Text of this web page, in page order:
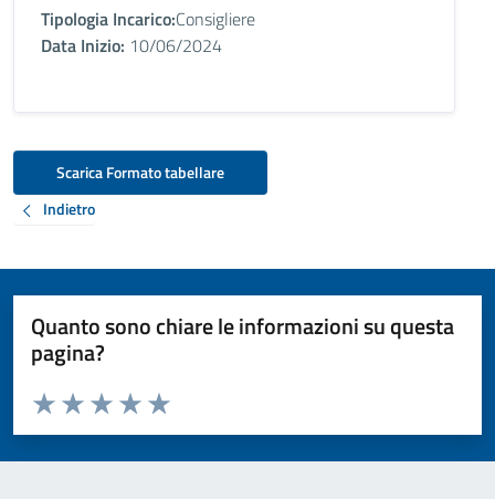
Tipologia Incarico:Consigliere
Data Inizio: 10/06/2024
Scarica Formato tabellare
Indietro
Quanto sono chiare le informazioni su questa
pagina?
Valuta da 1 a 5 stelle la pagina
Valuta 5 stelle su 5
Valuta 4 stelle su 5
Valuta 3 stelle su 5
Valuta 2 stelle su 5
Valuta 1 stelle su 5